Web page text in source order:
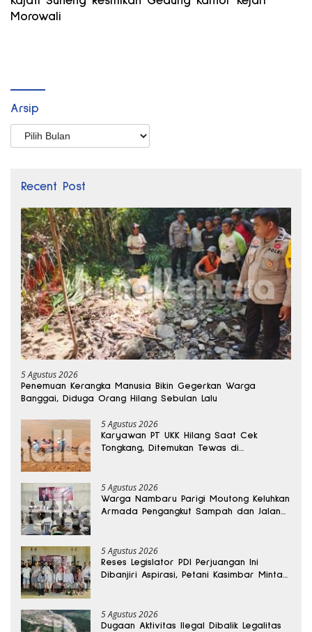
Morowali
Arsip
Arsip
Recent Post
5 Agustus 2026
Penemuan Kerangka Manusia Bikin Gegerkan Warga
Banggai, Diduga Orang Hilang Sebulan Lalu
5 Agustus 2026
Karyawan PT UKK Hilang Saat Cek
Tongkang, Ditemukan Tewas di
5 Agustus 2026
Warga Nambaru Parigi Moutong Keluhkan
Armada Pengangkut Sampah dan Jalan
5 Agustus 2026
Reses Legislator PDI Perjuangan Ini
Dibanjiri Aspirasi, Petani Kasimbar Minta
5 Agustus 2026
Dugaan Aktivitas Ilegal Dibalik Legalitas